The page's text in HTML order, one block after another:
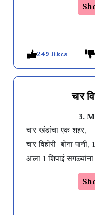
249 likes
चार
3.
चार खंडांचा एक शहर,
चार विहीरी  बीना
आला 1 शिपाई सगळ्यांना